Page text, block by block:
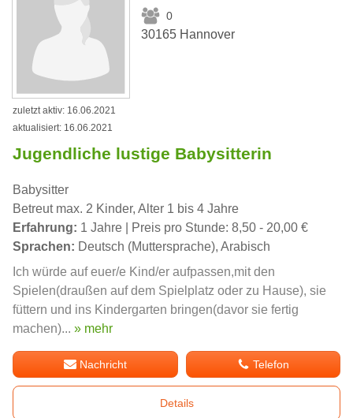
0
30165 Hannover
zuletzt aktiv: 16.06.2021
aktualisiert: 16.06.2021
Jugendliche lustige Babysitterin
Babysitter
Betreut max. 2 Kinder, Alter 1 bis 4 Jahre
Erfahrung: 1 Jahre | Preis pro Stunde: 8,50 - 20,00 €
Sprachen: Deutsch (Muttersprache), Arabisch
Ich würde auf euer/e Kind/er aufpassen,mit den
Spielen(draußen auf dem Spielplatz oder zu Hause), sie
füttern und ins Kindergarten bringen(davor sie fertig
machen)... » mehr
Nachricht Telefon
Details